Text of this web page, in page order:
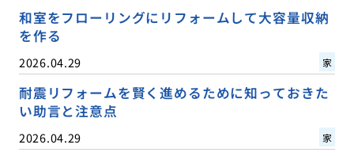
和室をフローリングにリフォームして大容量収納
を作る
2026.04.29 家
耐震リフォームを賢く進めるために知っておきた
い助言と注意点
2026.04.29 家